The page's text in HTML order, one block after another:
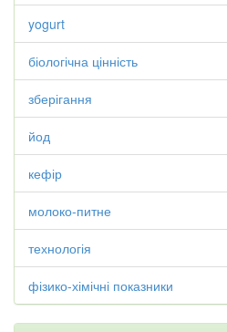
yogurt
біологічна цінність
зберігання
йод
кефір
молоко-питне
технологія
фізико-хімічні показники